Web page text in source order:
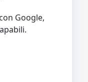
Google,